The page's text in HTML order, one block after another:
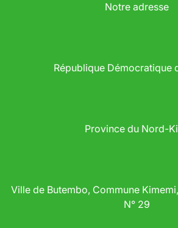
Notre adresse
République Démocratique
Province du Nord-
Ville de Butembo, Commune
N° 29